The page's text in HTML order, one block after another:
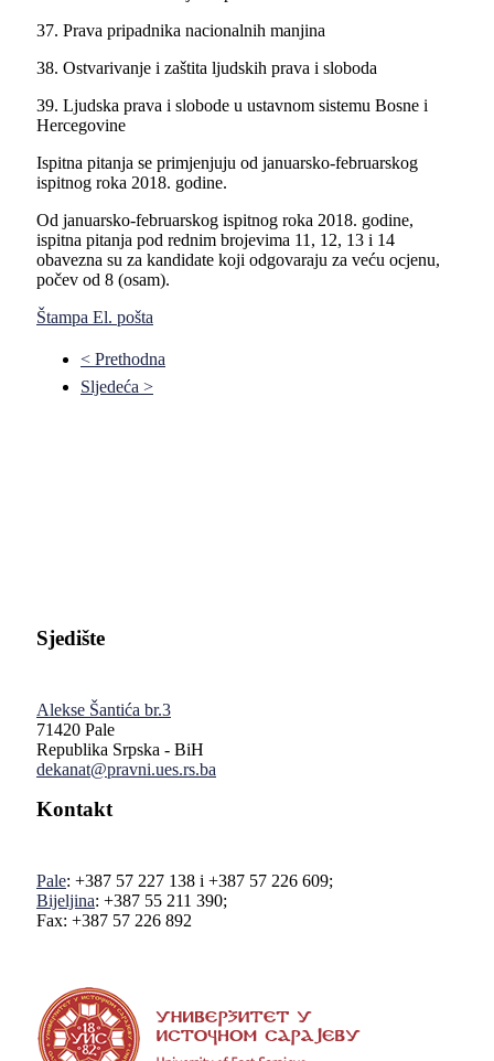
37. Prava pripadnika nacionalnih manjina
38. Ostvarivanje i zaštita ljudskih prava i sloboda
39. Ljudska prava i slobode u ustavnom sistemu Bosne i
Hercegovine
Ispitna pitanja se primjenjuju od januarsko-februarskog
ispitnog roka 2018. godine.
Od januarsko-februarskog ispitnog roka 2018. godine,
ispitna pitanja pod rednim brojevima 11, 12, 13 i 14
obavezna su za kandidate koji odgovaraju za veću ocjenu,
počev od 8 (osam).
Štampa El. pošta
< Prethodna
Sljedeća >
Sjedište
Alekse Šantića br.3
71420 Pale
Republika Srpska - BiH
dekanat@pravni.ues.rs.ba
Kontakt
Pale: +387 57 227 138 i +387 57 226 609;
Bijeljina: +387 55 211 390;
Fax: +387 57 226 892